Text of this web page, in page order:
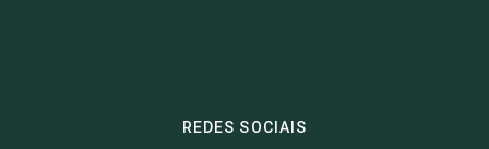
REDES SOCIAIS